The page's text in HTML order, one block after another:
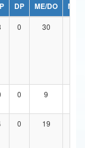
DP ME/DO
MP/
0 30
0 9
0 19